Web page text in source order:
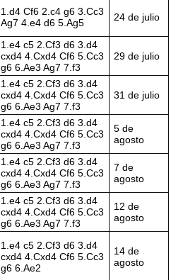
1.d4 Cf6 2.c4 g6 3.Cc3
Ag7 4.e4 d6 5.Ag5
24 de julio
1.e4 c5 2.Cf3 d6 3.d4
cxd4 4.Cxd4 Cf6 5.Cc3
g6 6.Ae3 Ag7 7.f3
29 de julio
1.e4 c5 2.Cf3 d6 3.d4
cxd4 4.Cxd4 Cf6 5.Cc3
g6 6.Ae3 Ag7 7.f3
31 de julio
1.e4 c5 2.Cf3 d6 3.d4
cxd4 4.Cxd4 Cf6 5.Cc3
g6 6.Ae3 Ag7 7.f3
5 de
agosto
1.e4 c5 2.Cf3 d6 3.d4
cxd4 4.Cxd4 Cf6 5.Cc3
g6 6.Ae3 Ag7 7.f3
7 de
agosto
1.e4 c5 2.Cf3 d6 3.d4
cxd4 4.Cxd4 Cf6 5.Cc3
g6 6.Ae3 Ag7 7.f3
12 de
agosto
1.e4 c5 2.Cf3 d6 3.d4
cxd4 4.Cxd4 Cf6 5.Cc3
g6 6.Ae2
14 de
agosto